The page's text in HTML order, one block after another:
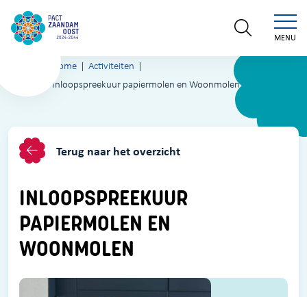
MENU
Home
Activiteiten
Inloopspreekuur papiermolen en Woonmolen
Terug naar het overzicht
INLOOPSPREEKUUR
PAPIERMOLEN EN
WOONMOLEN